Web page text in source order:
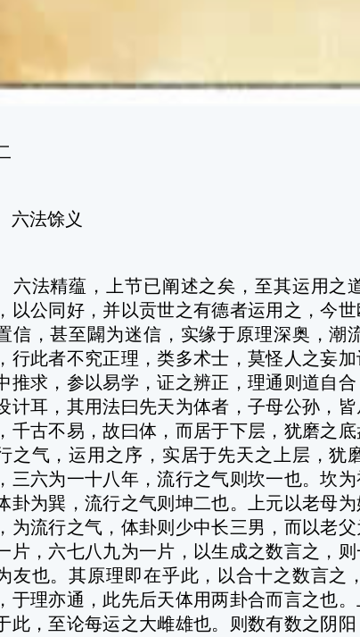
法馀义
法精蕴，上节已阐述之矣，至其运用之
以公同好，并以贡世之有德者运用之，今
信，甚至闢为迷信，实缘于原理深奥，潮
行此者不究正理，类多术士，莫怪人之妄
推求，参以易学，证之辨正，理通则道自
计耳，其用法曰先天为体者，子母公孙，
千古不易，故曰体，而居于下层，犹磨之
之气，运用之序，实居于先天之上层，犹
三六为一十八年，流行之气则坎一也。坎
卦为巽，流行之气则坤二也。上元以老母
为流行之气，体卦则少中长三男，而以老
片，六七八九为一片，以生成之数言之，
友也。其原理即在乎此，以合十之数言之
于理亦通，此先后天体用两卦合而言之也
此，至论每运之大雌雄也。则数有数之阴